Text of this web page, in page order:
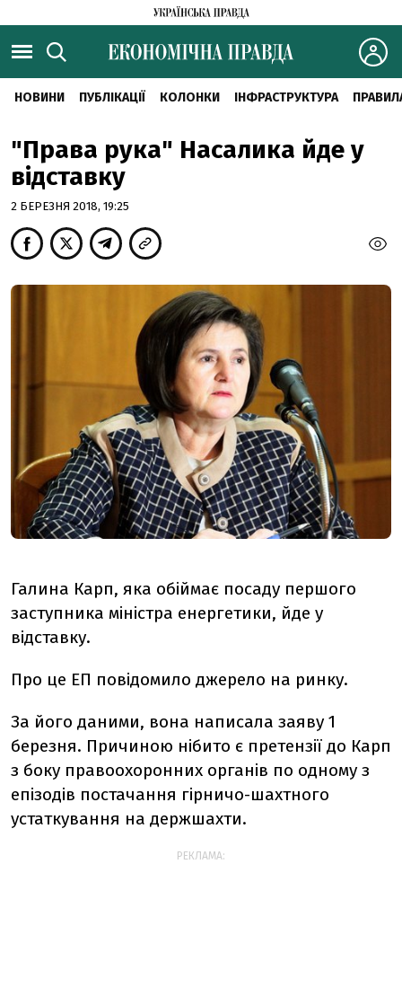
НОВИНИ ПУБЛІКАЦІЇ КОЛОНКИ ІНФРАСТРУКТУРА
"Права рука" Насалика йде у
відставку
2 БЕРЕЗНЯ 2018, 19:25
Галина Карп, яка обіймає посаду першого
заступника міністра енергетики, йде у
відставку.
Про це ЕП повідомило джерело на ринку.
За його даними, вона написала заяву 1
березня. Причиною нібито є претензії до Карп
з боку правоохоронних органів по одному з
епізодів постачання гірничо-шахтного
устаткування на держшахти.
РЕКЛАМА: